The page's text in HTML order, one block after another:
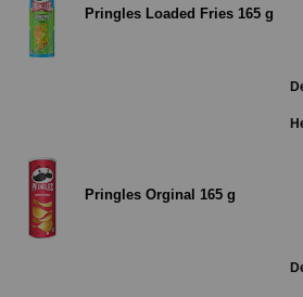
Pringles Loaded Fries 165 g
Pringles Orginal 165 g